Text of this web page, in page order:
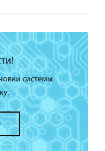
системы